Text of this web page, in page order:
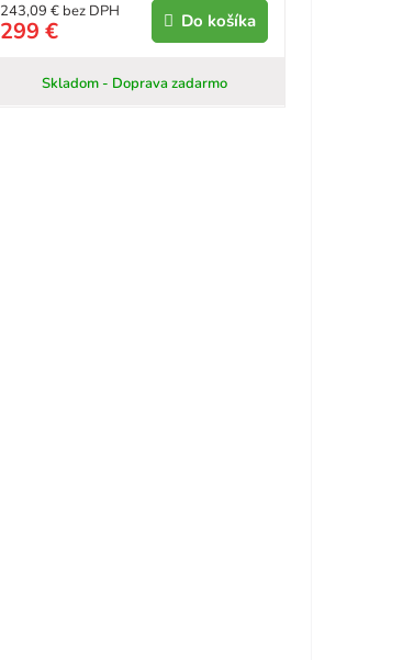
Skladom - Doprava zadarmo
243,09 € bez DPH
299 € Do košíka